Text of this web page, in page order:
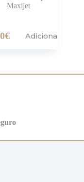
Maxijet
€ Adicionar